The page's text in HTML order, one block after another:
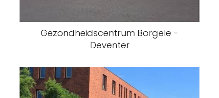
Gezondheidscentrum Borgele -
Deventer